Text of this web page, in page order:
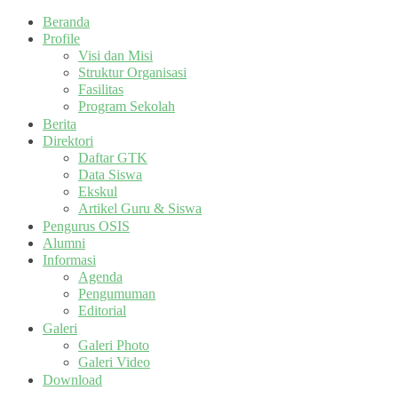
Beranda
Profile
Visi dan Misi
Struktur Organisasi
Fasilitas
Program Sekolah
Berita
Direktori
Daftar GTK
Data Siswa
Ekskul
Artikel Guru & Siswa
Pengurus OSIS
Alumni
Informasi
Agenda
Pengumuman
Editorial
Galeri
Galeri Photo
Galeri Video
Download